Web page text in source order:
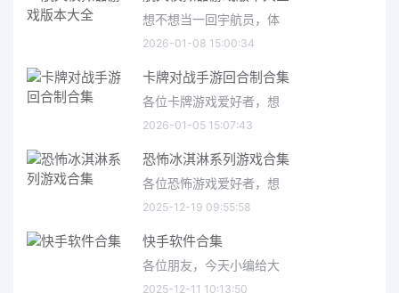
想不想当一回宇航员，体
2026-01-08 15:00:34
卡牌对战手游回合制合集
各位卡牌游戏爱好者，想
2026-01-05 15:07:43
恐怖冰淇淋系列游戏合集
各位恐怖游戏爱好者，想
2025-12-19 09:55:58
快手软件合集
各位朋友，今天小编给大
2025-12-11 10:13:50